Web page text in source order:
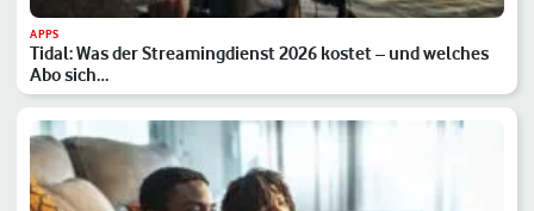
APPS
Tidal: Was der Streamingdienst 2026 kostet – und welches
Abo sich…